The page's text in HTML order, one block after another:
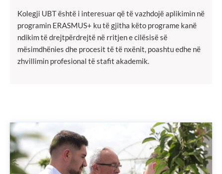
Kolegji UBT është i interesuar që të vazhdojë aplikimin në
programin ERASMUS+ ku të gjitha këto programe kanë
ndikim të drejtpërdrejtë në rritjen e cilësisë së
mësimdhënies dhe procesit të të nxënit, poashtu edhe në
zhvillimin profesional të stafit akademik.